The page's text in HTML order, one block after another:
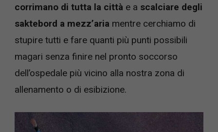
corrimano di tutta la città e a scalciare degli
saktebord a mezz’aria mentre cerchiamo di
stupire tutti e fare quanti più punti possibili
magari senza finire nel pronto soccorso
dell’ospedale più vicino alla nostra zona di
allenamento o di esibizione.